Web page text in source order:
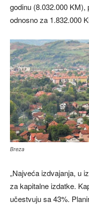
godinu (8.032.000 KM),
odnosno za 1.832.000
Breza
„Najveća izdvajanja, u
za kapitalne izdatke.
učestvuju sa 43%.